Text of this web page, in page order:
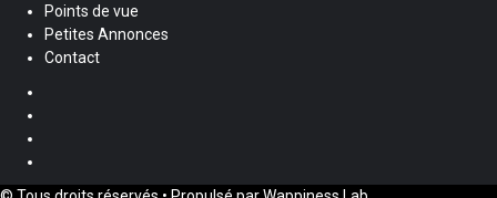
Points de vue
Petites Annonces
Contact